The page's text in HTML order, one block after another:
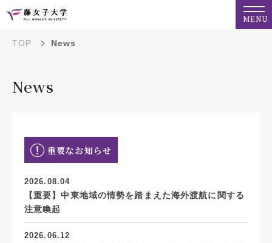
MENU
TOP News
News
重要なお知らせ
2026.08.04
【重要】中東地域の情勢を踏まえた海外渡航に関する
注意喚起
2026.06.12